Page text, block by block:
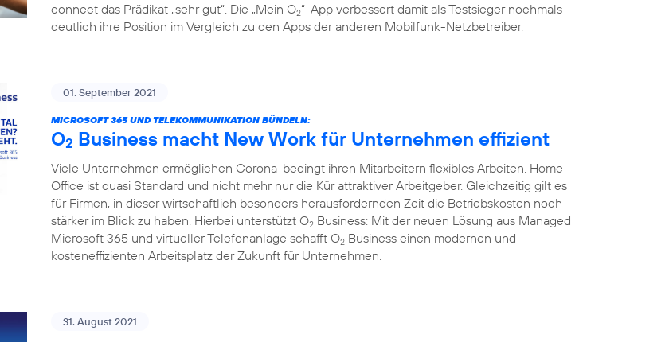
connect das Prädikat „sehr gut“. Die „Mein O2“-App verbessert damit als Testsieger nochmals
deutlich ihre Position im Vergleich zu den Apps der anderen Mobilfunk-Netzbetreiber.
01. September 2021
MICROSOFT 365 UND TELEKOMMUNIKATION BÜNDELN:
O2 Business macht New Work für Unternehmen effizient
Viele Unternehmen ermöglichen Corona-bedingt ihren Mitarbeitern flexibles Arbeiten. Home-
Office ist quasi Standard und nicht mehr nur die Kür attraktiver Arbeitgeber. Gleichzeitig gilt es
für Firmen, in dieser wirtschaftlich besonders herausfordernden Zeit die Betriebskosten noch
stärker im Blick zu haben. Hierbei unterstützt O2 Business: Mit der neuen Lösung aus Managed
Microsoft 365 und virtueller Telefonanlage schafft O2 Business einen modernen und
kosteneffizienten Arbeitsplatz der Zukunft für Unternehmen.
31. August 2021